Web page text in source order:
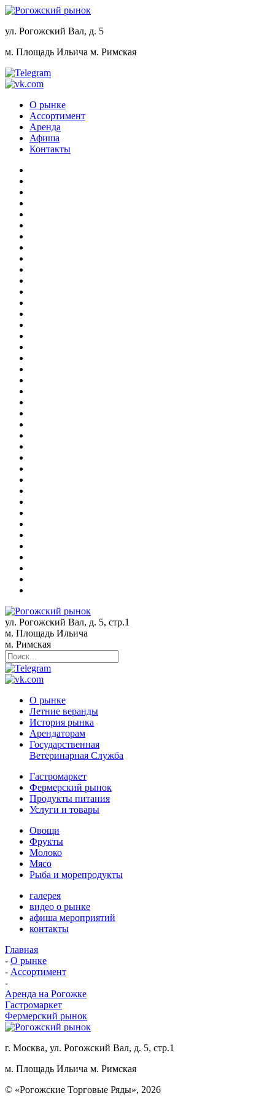
ул. Рогожский Вал, д. 5
м. Площадь Ильича м. Римская
О рынке
Ассортимент
Аренда
Афиша
Контакты
ул. Рогожский Вал, д. 5, стр.1
м. Площадь Ильича
м. Римская
О рынке
Летние веранды
История рынка
Арендаторам
Государственная
Ветеринарная Служба
Гастромаркет
Фермерский рынок
Продукты питания
Услуги и товары
Овощи
Фрукты
Молоко
Мясо
Рыба и морепродукты
галерея
видео о рынке
афиша мероприятий
контакты
Главная
- О рынке
- Ассортимент
-
Аренда на Рогожке
Гастромаркет
Фермерский рынок
г. Москва, ул. Рогожский Вал, д. 5, стр.1
м. Площадь Ильича м. Римская
© «Рогожские Торговые Ряды», 2026